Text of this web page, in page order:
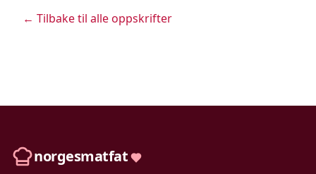
← Tilbake til alle oppskrifter
norgesmatfat